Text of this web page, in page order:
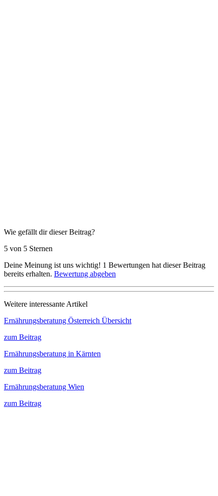
Wie gefällt dir dieser Beitrag?
5 von 5 Sternen
Deine Meinung ist uns wichtig! 1 Bewertungen hat dieser Beitrag
bereits erhalten. Bewertung abgeben
Weitere interessante Artikel
Ernährungsberatung Österreich Übersicht
zum Beitrag
Ernährungsberatung in Kärnten
zum Beitrag
Ernährungsberatung Wien
zum Beitrag